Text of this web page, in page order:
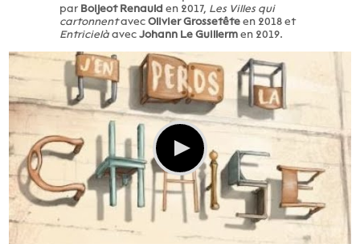
par Boijeot Renauld en 2017, Les Villes qui
cartonnentavec Olivier Grossetêteen 2018 et
Entricielàavec Johann Le Guillermen 2019.